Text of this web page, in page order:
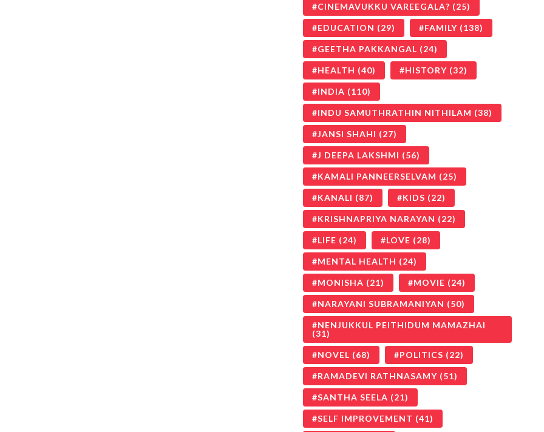
CINEMAVUKKU VAREEGALA? (25)
EDUCATION (29) FAMILY (138)
GEETHA PAKKANGAL (24)
HEALTH (40) HISTORY (32)
INDIA (110)
INDU SAMUTHRATHIN NITHILAM (38)
JANSI SHAHI (27)
J DEEPA LAKSHMI (56)
KAMALI PANNEERSELVAM (25)
KANALI (87) KIDS (22)
KRISHNAPRIYA NARAYAN (22)
LIFE (24) LOVE (28)
MENTAL HEALTH (24)
MONISHA (21) MOVIE (24)
NARAYANI SUBRAMANIYAN (50)
NENJUKKUL PEITHIDUM MAMAZHAI
(31)
NOVEL (68) POLITICS (22)
RAMADEVI RATHNASAMY (51)
SANTHA SEELA (21)
SELF IMPROVEMENT (41)